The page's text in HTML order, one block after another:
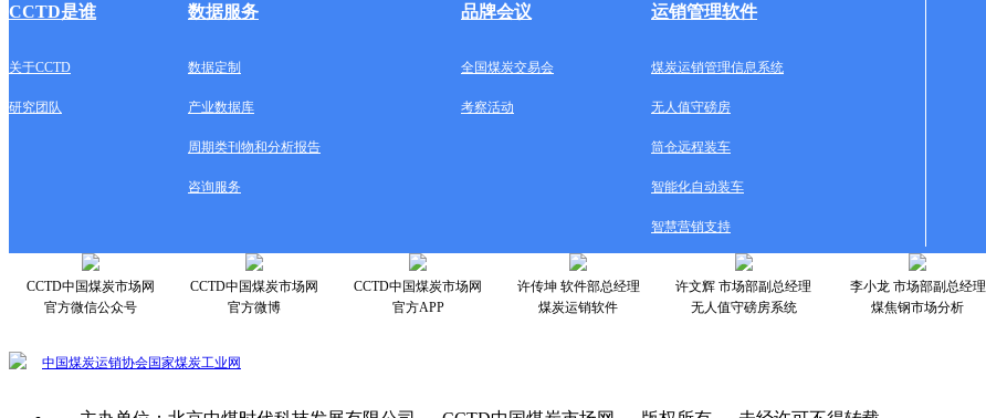
CCTD是谁 数据服务 品牌会议 运销管理软件
关于CCTD 数据定制 全国煤炭交易会 煤炭运销管理信息系统
研究团队 产业数据库 考察活动 无人值守磅房
周期类刊物和分析报告 筒仓远程装车
咨询服务 智能化自动装车
智慧营销支持
CCTD中国煤炭市场网
官方微信公众号
CCTD中国煤炭市场网
官方微博
CCTD中国煤炭市场网
官方APP
许传坤 软件部总经理
煤炭运销软件
许文辉 市场部副总经理
无人值守磅房系统
李小龙 市场部副总经理
煤焦钢市场分析
中国煤炭运销协会国家煤炭工业网